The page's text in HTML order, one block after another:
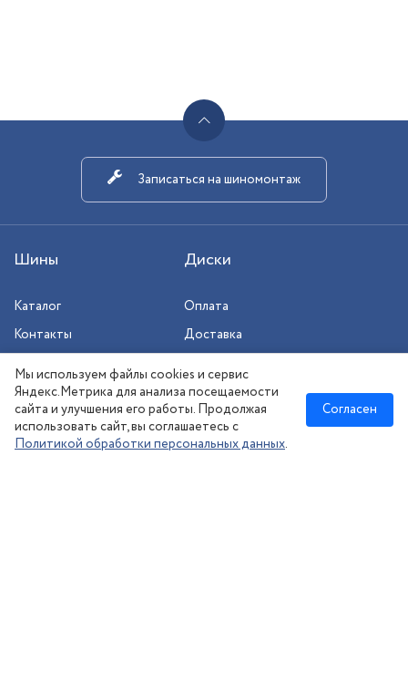
Шины Диски
Каталог
Контакты
Оплата
Доставка
Сезонное хранение
Записаться на шиномонтаж
Новосибирск:
Мы используем файлы cookies и сервис
Яндекс.Метрика для анализа посещаемости
сайта и улучшения его работы. Продолжая
использовать сайт, вы соглашаетесь с
Политикой обработки персональных данных.
Согласен